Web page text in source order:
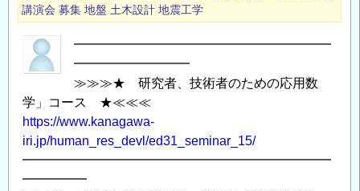
者
技
術
資
格
認
講演会 募集 地盤 土木設計 地震工学
━━━━━━━━━━━━━━━━━━━━
━━━━━━━━━
≫≫≫★ 研究者、技術者のための応用数
学」コース ★≪≪≪
https://www.kanagawa-
iri.jp/human_res_devl/ed31_seminar_15/
━━━━━━━━━━━━━━━━━━━━━━━━
━━━━━